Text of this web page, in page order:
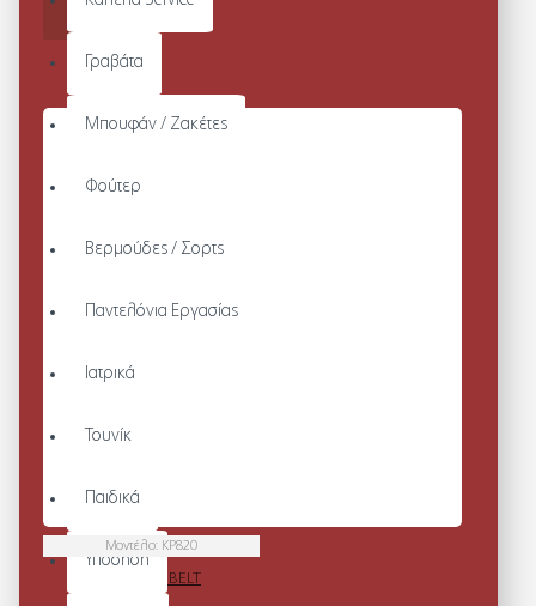
Γραβάτα
Μπουφάν / Ζακέτες
Φούτερ
Βερμούδες / Σορτς
Παντελόνια Εργασίας
Ιατρικά
Τουνίκ
Παιδικά
Υπόδηση
Μοντέλο: KP820
CLASSIC BELT